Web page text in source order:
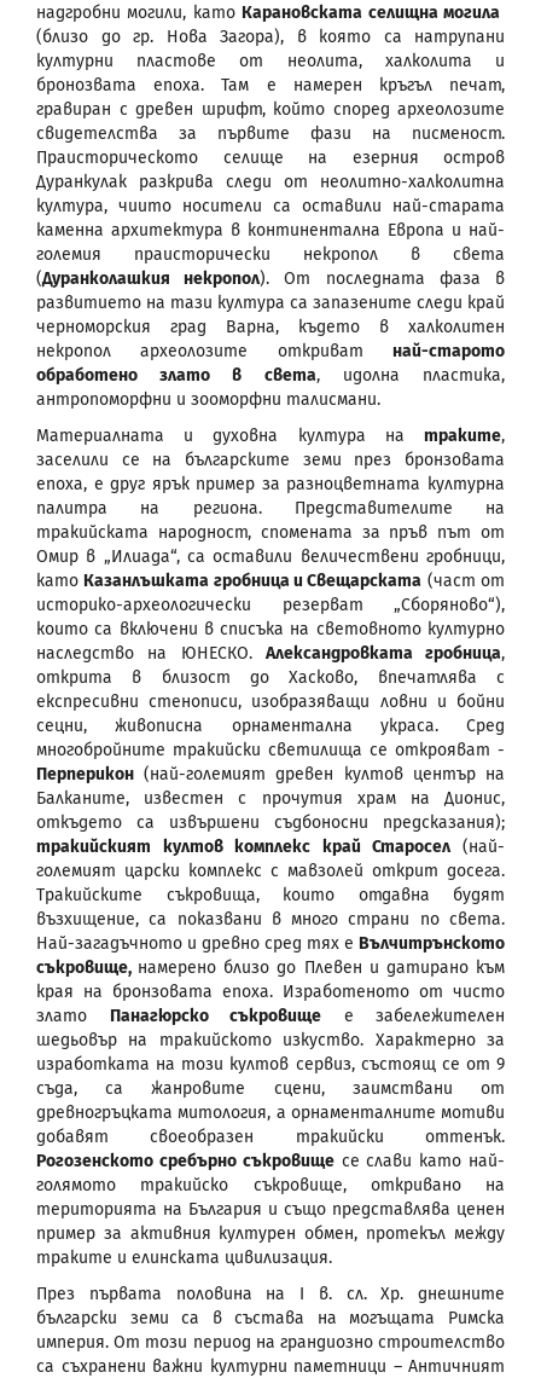
надгробни могили, като Карановската селищна могила
(близо до гр. Нова Загора), в която са натрупани
културни пластове от неолита, халколита и
бронозвата епоха. Там е намерен кръгъл печат,
гравиран с древен шрифт, който според археолозите
свидетелства за първите фази на писменост.
Праисторическото селище на езерния остров
Дуранкулак разкрива следи от неолитно-халколитна
култура, чиито носители са оставили най-старата
каменна архитектура в континентална Европа и най-
големия праисторически некропол в света
(Дуранколашкия некропол). От последната фаза в
развитието на тази култура са запазените следи край
черноморския град Варна, където в халколитен
некропол археолозите откриват най-старото
обработено злато в света, идолна пластика,
антропоморфни и зооморфни талисмани.
Материалната и духовна култура на траките,
заселили се на българските земи през бронзовата
епоха, е друг ярък пример за разноцветната културна
палитра на региона. Представителите на
тракийската народност, спомената за пръв път от
Омир в „Илиада“, са оставили величествени гробници,
като Казанлъшката гробница и Свещарската (част от
историко-археологически резерват „Сборяново“),
които са включени в списъка на световното културно
наследство на ЮНЕСКО. Александровката гробница,
открита в близост до Хасково, впечатлява с
експресивни стенописи, изобразяващи ловни и бойни
сецни, живописна орнаментална украса. Сред
многобройните тракийски светилища се открояват -
Перперикон (най-големият древен култов център на
Балканите, известен с прочутия храм на Дионис,
откъдето са извършени съдбоносни предсказания);
тракийският култов комплекс край Старосел (най-
големият царски комплекс с мавзолей открит досега.
Тракийските съкровища, които отдавна будят
възхищение, са показвани в много страни по света.
Най-загадъчното и древно сред тях е Вълчитрънското
съкровище, намерено близо до Плевен и датирано към
края на бронзовата епоха. Изработеното от чисто
злато Панагюрско съкровище е забележителен
шедьовър на тракийското изкуство. Характерно за
изработката на този култов сервиз, състоящ се от 9
съда, са жанровите сцени, заимствани от
древногръцката митология, а орнаменталните мотиви
добавят своеобразен тракийски оттенък.
Рогозенското сребърно съкровищесе слави като най-
голямото тракийско съкровище, откривано на
територията на България и също представлява ценен
пример за активния културен обмен, протекъл между
траките и елинската цивилизация.
През първата половина на I в. сл. Хр. днешните
български земи са в състава на могъщата Римска
империя. От този период на грандиозно строителство
са съхранени важни културни паметници – Античният